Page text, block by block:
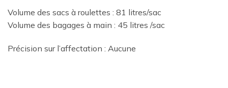
Volume des sacs à roulettes : 81 litres/sac
Volume des bagages à main : 45 litres /sac
Précision sur l’affectation : Aucune